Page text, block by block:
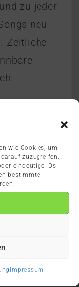
wie Cookies, um
zuzugreifen.
eindeutige IDs
bestimmte
Impressum
zu jeder
neu
Zeitliche
Media